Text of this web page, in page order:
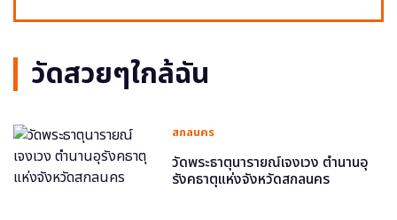
วัดสวยๆใกล้ฉัน
สกลนคร
วัดพระธาตุนารายณ์เจงเวง ตำนานอุ
รังคธาตุแห่งจังหวัดสกลนคร